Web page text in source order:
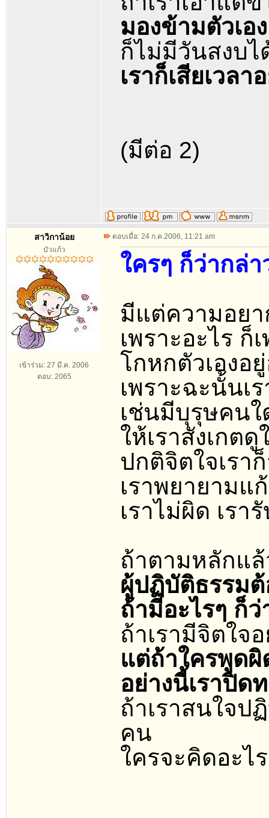
มองข้ามตัวเอ
ก็ไม่มีวันสงบ
เราก็เสียเวล
(มีต่อ 2)
สาวิกาน้อย
บัวแก้ว
เข้าร่วม: 27 มี.ค. 2006
ตอบ: 2065
ตอบเมื่อ: 24 ก.ค.2006, 11:21 am
ใครๆ ก็ว่ากล่
มีแต่ความอย
เพราะอะไร ก็
โกหกตัวเองอ
เพราะฉะนั้นเ
เช่นมีบุรุษคนใ
ให้เราสังเกตดู
ปกติจิตใจเรา
เราพยายามแ
เราไม่ผิด เร
ถ้าตามหลักแล้
ผู้ปฏิบัติธรรม
ถ้ามีอะไรๆ ก็
ถ้าเรามีจิตใจ
แต่ถ้าใครพูด
อย่างนี้เราปิด
ถ้าเราสนใจป
คน
ใครจะคิดอะไ